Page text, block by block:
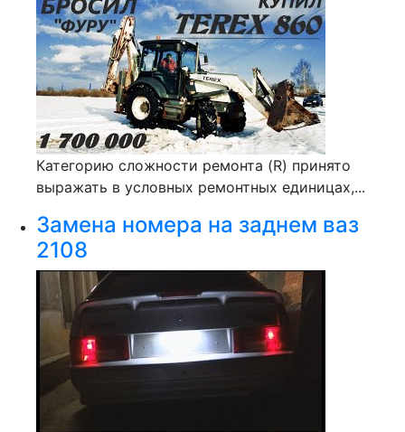
Категорию сложности ремонта (R) принято
выражать в условных ремонтных единицах,...
Замена номера на заднем ваз
2108